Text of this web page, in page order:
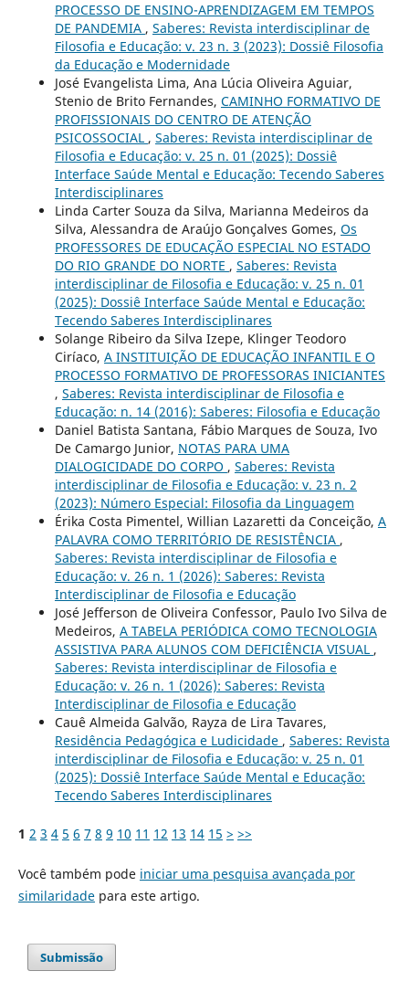
PROCESSO DE ENSINO-APRENDIZAGEM EM TEMPOS
DE PANDEMIA , Saberes: Revista interdisciplinar de
Filosofia e Educação: v. 23 n. 3 (2023): Dossiê Filosofia
da Educação e Modernidade
José Evangelista Lima, Ana Lúcia Oliveira Aguiar,
Stenio de Brito Fernandes, CAMINHO FORMATIVO DE
PROFISSIONAIS DO CENTRO DE ATENÇÃO
PSICOSSOCIAL , Saberes: Revista interdisciplinar de
Filosofia e Educação: v. 25 n. 01 (2025): Dossiê
Interface Saúde Mental e Educação: Tecendo Saberes
Interdisciplinares
Linda Carter Souza da Silva, Marianna Medeiros da
Silva, Alessandra de Araújo Gonçalves Gomes, Os
PROFESSORES DE EDUCAÇÃO ESPECIAL NO ESTADO
DO RIO GRANDE DO NORTE , Saberes: Revista
interdisciplinar de Filosofia e Educação: v. 25 n. 01
(2025): Dossiê Interface Saúde Mental e Educação:
Tecendo Saberes Interdisciplinares
Solange Ribeiro da Silva Izepe, Klinger Teodoro
Ciríaco, A INSTITUIÇÃO DE EDUCAÇÃO INFANTIL E O
PROCESSO FORMATIVO DE PROFESSORAS INICIANTES
, Saberes: Revista interdisciplinar de Filosofia e
Educação: n. 14 (2016): Saberes: Filosofia e Educação
Daniel Batista Santana, Fábio Marques de Souza, Ivo
De Camargo Junior, NOTAS PARA UMA
DIALOGICIDADE DO CORPO , Saberes: Revista
interdisciplinar de Filosofia e Educação: v. 23 n. 2
(2023): Número Especial: Filosofia da Linguagem
Érika Costa Pimentel, Willian Lazaretti da Conceição, A
PALAVRA COMO TERRITÓRIO DE RESISTÊNCIA ,
Saberes: Revista interdisciplinar de Filosofia e
Educação: v. 26 n. 1 (2026): Saberes: Revista
Interdisciplinar de Filosofia e Educação
José Jefferson de Oliveira Confessor, Paulo Ivo Silva de
Medeiros, A TABELA PERIÓDICA COMO TECNOLOGIA
ASSISTIVA PARA ALUNOS COM DEFICIÊNCIA VISUAL ,
Saberes: Revista interdisciplinar de Filosofia e
Educação: v. 26 n. 1 (2026): Saberes: Revista
Interdisciplinar de Filosofia e Educação
Cauê Almeida Galvão, Rayza de Lira Tavares,
Residência Pedagógica e Ludicidade , Saberes: Revista
interdisciplinar de Filosofia e Educação: v. 25 n. 01
(2025): Dossiê Interface Saúde Mental e Educação:
Tecendo Saberes Interdisciplinares
1 2 3 4 5 6 7 8 9 10 11 12 13 14 15 > >>
Você também pode iniciar uma pesquisa avançada por
similaridadepara este artigo.
Submissão